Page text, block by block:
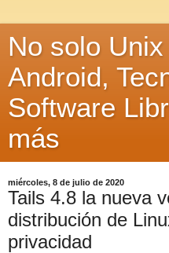
No solo
Android,
Software
más
miércoles, 8 de julio de 2020
Tails 4.8 la nueva
distribución de
privacidad